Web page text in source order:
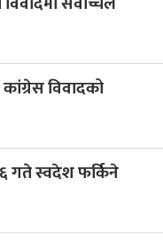
विवादको
गते स्वदेश फर्किने